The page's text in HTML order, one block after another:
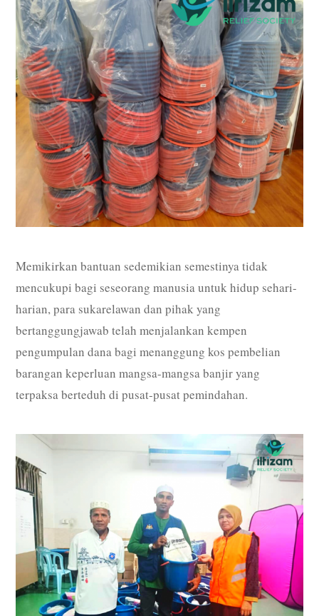
Memikirkan bantuan sedemikian semestinya tidak
mencukupi bagi seseorang manusia untuk hidup sehari-
harian, para sukarelawan dan pihak yang
bertanggungjawab telah menjalankan kempen
pengumpulan dana bagi menanggung kos pembelian
barangan keperluan mangsa-mangsa banjir yang
terpaksa berteduh di pusat-pusat pemindahan.